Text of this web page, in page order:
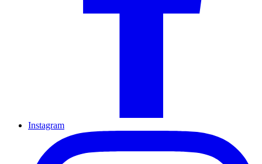
Instagram